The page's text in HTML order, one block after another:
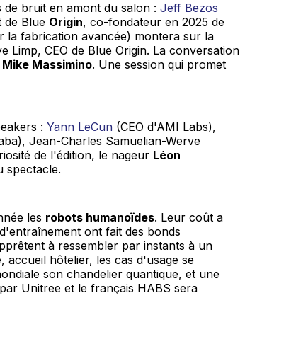
bruit en amont du salon : Jeff Bezos
de Blue Origin, co-fondateur en 2025 de
la fabrication avancée) montera sur la
Limp, CEO de Blue Origin. La conversation
Mike Massimino. Une session qui promet
: Yann LeCun (CEO d'AMI Labs),
Jean-Charles Samuelian-Werve
de l'édition, le nageur Léon
spectacle.
les robots humanoïdes. Leur coût a
ont fait des bonds
à ressembler par instants à un
accueil hôtelier, les cas d'usage se
son chandelier quantique, et une
Unitree et le français HABS sera